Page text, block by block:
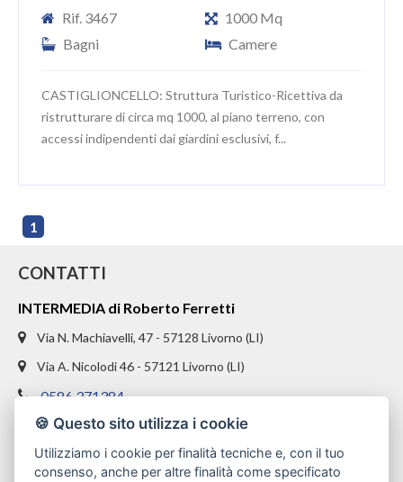
Rif. 3467
1000 Mq
Bagni
Camere
CASTIGLIONCELLO: Struttura Turistico-Ricettiva da
ristrutturare di circa mq 1000, al piano terreno, con
accessi indipendenti dai giardini esclusivi, f...
1
CONTATTI
INTERMEDIA di Roberto Ferretti
Via N. Machiavelli, 47 - 57128 Livorno (LI)
Via A. Nicolodi 46 - 57121 Livorno (LI)
0586 371384
328 1654969
info@intermediaimmobiliare.com
🍪 Questo sito utilizza i cookie
Utilizziamo i cookie per finalità tecniche e, con il tuo
consenso, anche per altre finalità come specificato